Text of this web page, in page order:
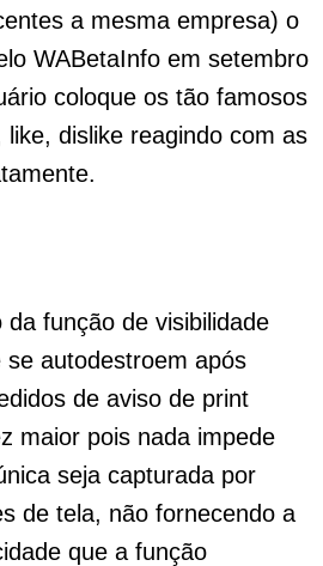
a mesma empresa) o
WABetaInfo em setembro
coloque os tão famosos
dislike reagindo com as
função de visibilidade
se autodestroem após
de aviso de print
maior pois nada impede
seja capturada por
de tela, não fornecendo a
que a função